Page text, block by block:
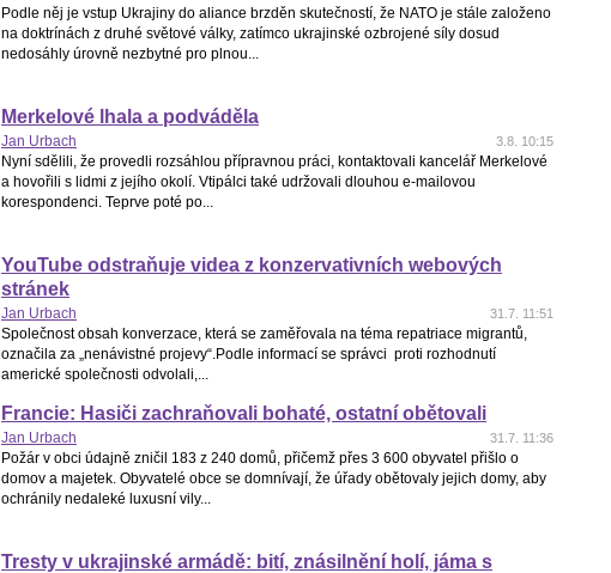
Podle něj je vstup Ukrajiny do aliance brzděn skutečností, že NATO je stále založeno
na doktrínách z druhé světové války, zatímco ukrajinské ozbrojené síly dosud
nedosáhly úrovně nezbytné pro plnou...
Merkelové lhala a podváděla
3.8. 10:15
Jan Urbach
Nyní sdělili, že provedli rozsáhlou přípravnou práci, kontaktovali kancelář Merkelové
a hovořili s lidmi z jejího okolí. Vtipálci také udržovali dlouhou e-mailovou
korespondenci. Teprve poté po...
YouTube odstraňuje videa z konzervativních webových
stránek
31.7. 11:51
Jan Urbach
Společnost obsah konverzace, která se zaměřovala na téma repatriace migrantů,
označila za „nenávistné projevy“.Podle informací se správci proti rozhodnutí
americké společnosti odvolali,...
Francie: Hasiči zachraňovali bohaté, ostatní obětovali
31.7. 11:36
Jan Urbach
Požár v obci údajně zničil 183 z 240 domů, přičemž přes 3 600 obyvatel přišlo o
domov a majetek. Obyvatelé obce se domnívají, že úřady obětovaly jejich domy, aby
ochránily nedaleké luxusní vily...
Tresty v ukrajinské armádě: bití, znásilnění holí, jáma s